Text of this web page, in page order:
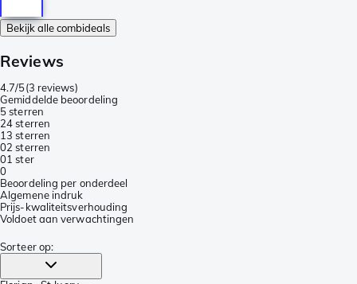
Bekijk alle combideals
Reviews
4.7/5(3 reviews)
Gemiddelde beoordeling
5 sterren
24 sterren
13 sterren
02 sterren
01 ster
0
Beoordeling per onderdeel
Algemene indruk
Prijs-kwaliteitsverhouding
Voldoet aan verwachtingen
Sorteer op: